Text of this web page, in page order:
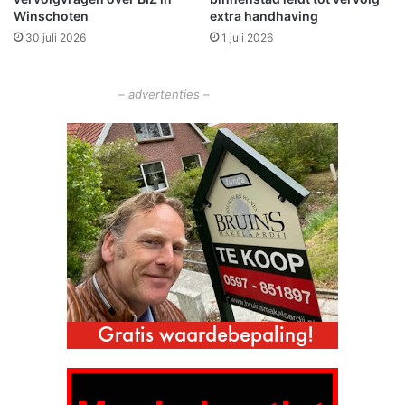
e
l
Winschoten
30 juli 2026
extra handhaving
1 juli 2026
– advertenties –